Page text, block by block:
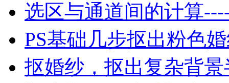
选区与通道间的计算
PS基础几步抠出粉色
抠婚纱，抠出复杂背